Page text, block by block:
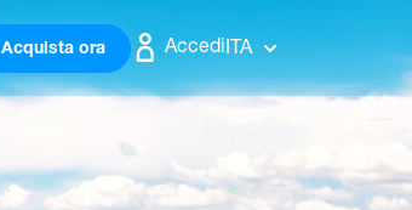
Acquista ora AccediITA